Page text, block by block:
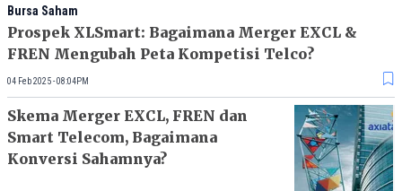
Bursa Saham
Prospek XLSmart: Bagaimana Merger EXCL &
FREN Mengubah Peta Kompetisi Telco?
04 Feb 2025 - 08:04PM
Skema Merger EXCL, FREN dan
Smart Telecom, Bagaimana
Konversi Sahamnya?